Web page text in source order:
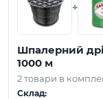
+
Шпалерний
1000 м
2 товари в
Склад: